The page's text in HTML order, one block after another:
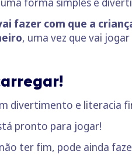
fazer com que a
, uma vez que vai
divertimento e literacia
pronto para jogar!
ter fim, pode ainda